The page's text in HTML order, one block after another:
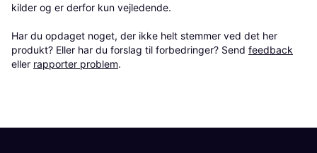
kilder og er derfor kun vejledende.
Har du opdaget noget, der ikke helt stemmer ved det her
produkt? Eller har du forslag til forbedringer? Send feedback
eller rapporter problem.